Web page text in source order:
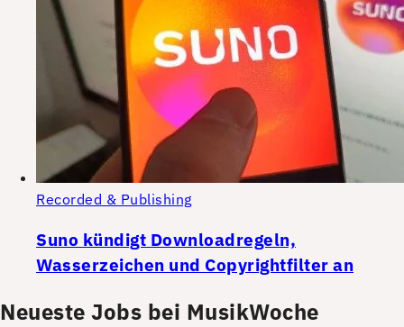
Recorded & Publishing
Suno kündigt Downloadregeln,
Wasserzeichen und Copyrightfilter an
Neueste Jobs bei MusikWoche